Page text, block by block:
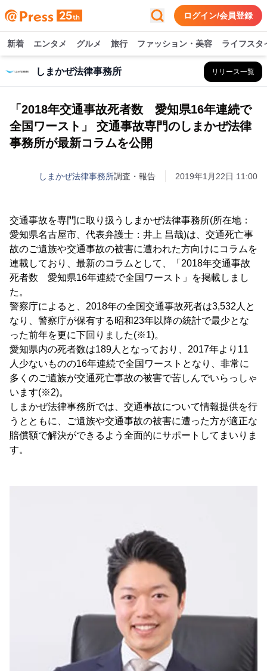
ログイン/会員登録
新着 エンタメ グルメ 旅行 ファッション・美容 ライフスタ
しまかぜ法律事務所 リリース一覧
「2018年交通事故死者数 愛知県16年連続で
全国ワースト」 交通事故専門のしまかぜ法律
事務所が最新コラムを公開
しまかぜ法律事務所調査・報告 2019年1月22日 11:00
交通事故を専門に取り扱うしまかぜ法律事務所(所在地：
愛知県名古屋市、代表弁護士：井上 昌哉)は、交通死亡事
故のご遺族や交通事故の被害に遭われた方向けにコラムを
連載しており、最新のコラムとして、「2018年交通事故
死者数 愛知県16年連続で全国ワースト」を掲載しまし
た。
警察庁によると、2018年の全国交通事故死者は3,532人と
なり、警察庁が保有する昭和23年以降の統計で最少とな
った前年を更に下回りました(※1)。
愛知県内の死者数は189人となっており、2017年より11
人少ないものの16年連続で全国ワーストとなり、非常に
多くのご遺族が交通死亡事故の被害で苦しんでいらっしゃ
います(※2)。
しまかぜ法律事務所では、交通事故について情報提供を行
うとともに、ご遺族や交通事故の被害に遭った方が適正な
賠償額で解決ができるよう全面的にサポートしてまいりま
す。